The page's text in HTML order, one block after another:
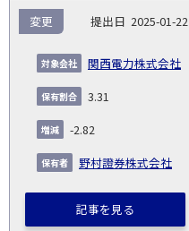
2025-01-22
関西電力株式会社
変更
3.31
-2.82
野村證券株式会社
記事を見る